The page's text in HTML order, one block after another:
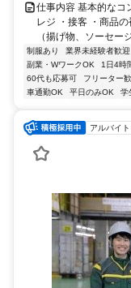
仕事内容 基本的なコ
レジ ・接客 ・商品
（揚げ物、ソーセー
制服あり 業界未経験者歓迎
副業・WワークOK
1日4時
60代も応募可
フリーター
車通勤OK
平日のみOK 学
アルバイ